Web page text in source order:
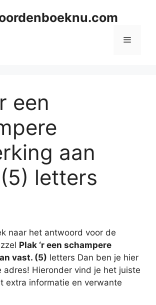
Menu
een
aan
letters
naar het antwoord voor de
Plak ‘r een schampere
vast. (5) letters Dan ben je hier
adres! Hieronder vind je het juiste
extra informatie en verwante